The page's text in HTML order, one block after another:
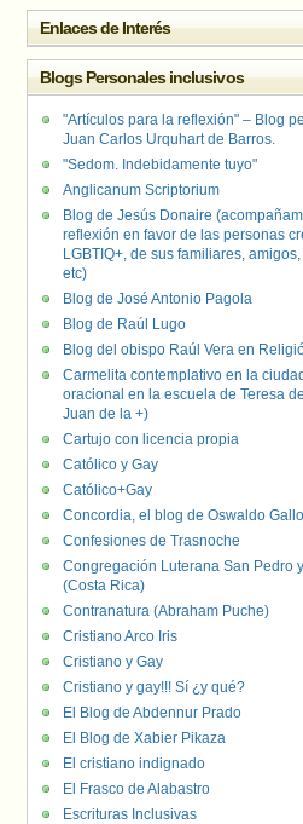
Enlaces de Interés
Blogs Personales inclusivos
"Artículos para la reflexión" – Blog
Juan Carlos Urquhart de Barros.
"Sedom. Indebidamente tuyo"
Anglicanum Scriptorium
Blog de Jesús Donaire
reflexión en favor de las personas
LGBTIQ+, de sus familiares,
etc)
Blog de José Antonio Pagola
Blog de Raúl Lugo
Blog del obispo Raúl Vera en
Carmelita contemplativo en la
oracional en la escuela de Teresa
Juan de la +)
Cartujo con licencia propia
Católico y Gay
Católico+Gay
Concordia, el blog de Oswaldo
Confesiones de Trasnoche
Congregación Luterana San Pedro
(Costa Rica)
Contranatura (Abraham Puche)
Cristiano Arco Iris
Cristiano y Gay
Cristiano y gay!!! Sí ¿y qué?
El Blog de Abdennur Prado
El Blog de Xabier Pikaza
El cristiano indignado
El Frasco de Alabastro
Escrituras Inclusivas